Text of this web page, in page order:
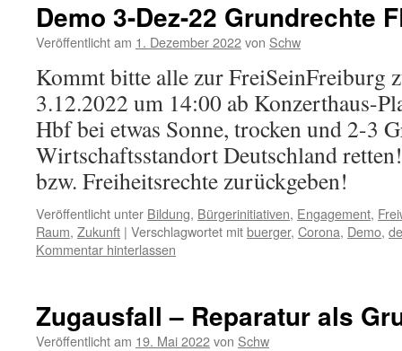
Demo 3-Dez-22 Grundrechte
Veröffentlicht am 1. Dezember 2022von Schw
Kommt bitte alle zur FreiSeinFreiburg
3.12.2022 um 14:00 ab Konzerthaus-
Hbf bei etwas Sonne, trocken und 2-3
Wirtschaftsstandort Deutschland
bzw. Freiheitsrechte zurückgeben!
Veröffentlicht unter Bildung, Bürgerinitiativen, Engagement,
Raum, Zukunft | Verschlagwortet mitbuerger, Corona, Demo,
Kommentar hinterlassen
Zugausfall – Reparatur als
Veröffentlicht am 19. Mai 2022von Schw